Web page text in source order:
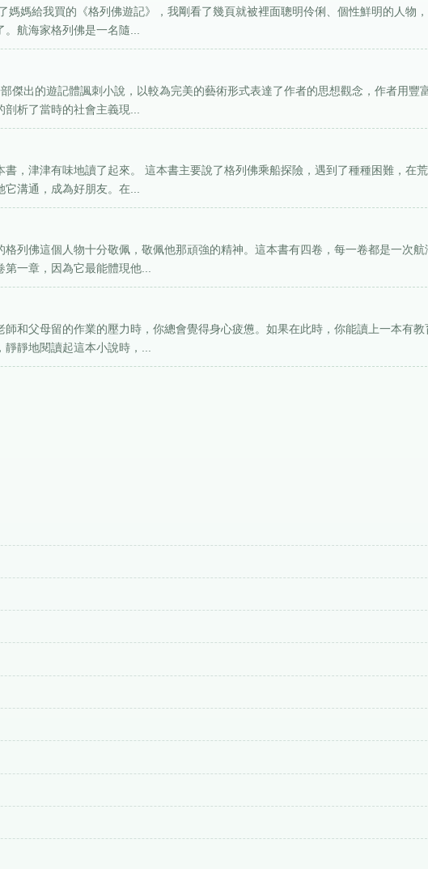
媽媽給我買的《格列佛遊記》，我剛看了幾頁就被裡面聰明伶俐、個性鮮明的人物
航海家格列佛是一名隨...
傑出的遊記體諷刺小說，以較為完美的藝術形式表達了作者的思想觀念，作者用豐
析了當時的社會主義現...
，津津有味地讀了起來。 這本書主要說了格列佛乘船探險，遇到了種種困難，在
溝通，成為好朋友。在...
列佛這個人物十分敬佩，敬佩他那頑強的精神。這本書有四卷，每一卷都是一次航
一章，因為它最能體現他...
和父母留的作業的壓力時，你總會覺得身心疲憊。如果在此時，你能讀上一本有教
靜地閱讀起這本小說時，...